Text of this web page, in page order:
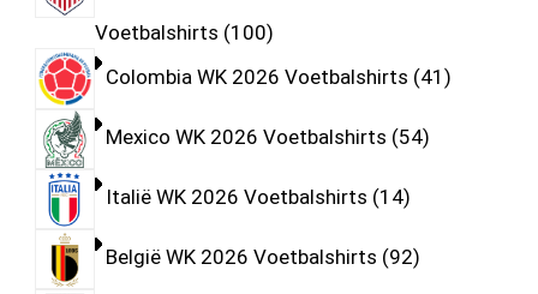
Voetbalshirts 100
Colombia WK 2026 Voetbalshirts 41
Mexico WK 2026 Voetbalshirts 54
Italië WK 2026 Voetbalshirts 14
België WK 2026 Voetbalshirts 92